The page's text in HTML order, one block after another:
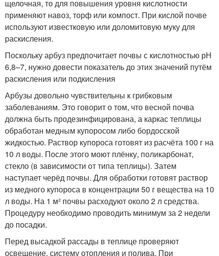
щелочная, то для повышения уровня кислотности
применяют навоз, торф или компост. При кислой почве
используют известковую или доломитовую муку для
раскисления.
Поскольку арбуз предпочитает почвы с кислотностью рН
6,8–7, нужно довести показатель до этих значений путём
раскисления или подкисления
Арбузы довольно чувствительны к грибковым
заболеваниям. Это говорит о том, что весной почва
должна быть продезинфицирована, а каркас теплицы
обработан медным купоросом либо бордосской
жидкостью. Раствор купороса готовят из расчёта 100 г на
10 л воды. После этого моют плёнку, поликарбонат,
стекло (в зависимости от типа теплицы). Затем
наступает черёд почвы. Для обработки готовят раствор
из медного купороса в концентрации 50 г вещества на 10
л воды. На 1 м² почвы расходуют около 2 л средства.
Процедуру необходимо проводить минимум за 2 недели
до посадки.
Перед высадкой рассады в теплице проверяют
освещение, систему отопления и полива. При